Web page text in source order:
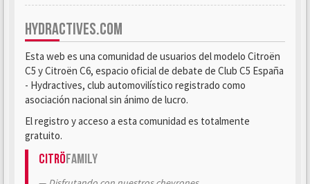
HYDRACTIVES.COM
Esta web es una comunidad de usuarios del modelo Citroën
C5 y Citroën C6, espacio oficial de debate de Club C5 España
- Hydractives, club automovilístico registrado como
asociación nacional sin ánimo de lucro.
El registro y acceso a esta comunidad es totalmente
gratuito.
CitröFamily